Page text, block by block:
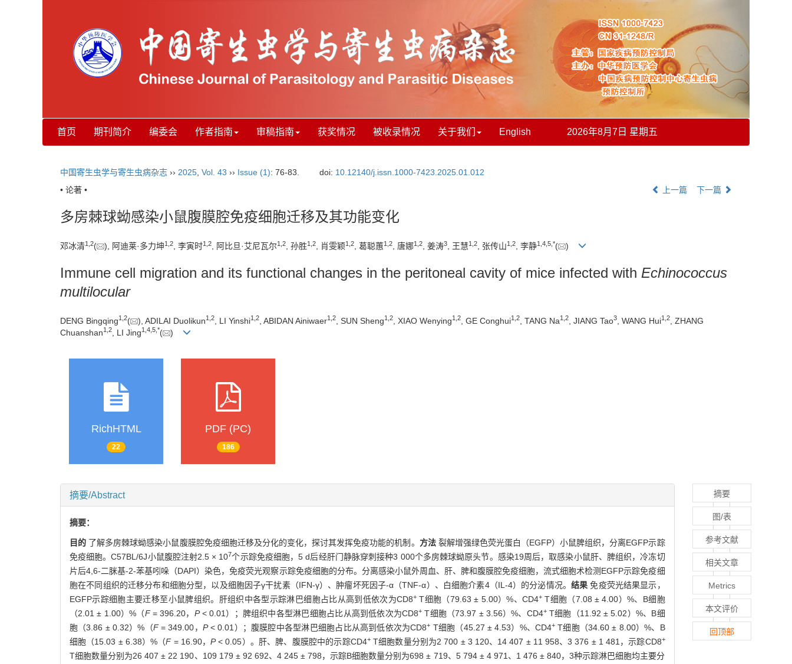
首页 期刊简介 编委会 作者指南 审稿指南 获奖情况 被收录情况 关于我们 English 2026年8月7日 星期五
中国寄生虫学与寄生虫病杂志 ›› 2025 Vol. 43 ›› Issue (1): 76-83. doi: 10.12140/j.issn.1000-7423.2025.01.012
• 论著 •
上一篇 下一篇
多房棘球蚴感染小鼠腹膜腔免疫细胞迁移及其功能变化
邓冰清1 2( ), 阿迪莱·多力坤1 2 , 李寅时1 2 , 阿比旦·艾尼瓦尔1 2 , 孙胜1 2 , 肖雯颖1 2 , 葛聪蕙1 2 , 唐娜1 2 , 姜涛3 , 王慧1 2 , 张传山1 2 , 李静1 4 5 *( )
Immune cell migration and its functional changes in the peritoneal cavity of mice infected with Echinococcus
multilocular
DENG Bingqing1 2( ), ADILAI Duolikun1 2 , LI Yinshi1 2 , ABIDAN Ainiwaer1 2 , SUN Sheng1 2 , XIAO Wenying1 2 , GE Conghui1 2 , TANG Na1 2 , JIANG Tao3 , WANG Hui1 2
, ZHANG
Chuanshan1 2 , LI Jing1 4 5 *( )
RichHTML
22
PDF (PC)
186
摘要/Abstract
摘要：
目的 了解多房棘球蚴感染小鼠腹膜腔免疫细胞迁移及分化的变化，探讨其发挥免疫功能的机制。 方法 裂解增强绿色荧光蛋白（EGFP）小鼠脾组织，分离EGFP示踪
免疫细胞。C57BL/6J小鼠腹腔注射2.5 × 107个示踪免疫细胞，5 d后经肝门静脉穿刺接种3 000个多房棘球蚴原头节。感染19周后，取感染小鼠肝、脾组织，冷冻切
片后4,6-二脒基-2-苯基吲哚（DAPI）染色，免疫荧光观察示踪免疫细胞的分布。分离感染小鼠外周血、肝、脾和腹膜腔免疫细胞，流式细胞术检测EGFP示踪免疫细
胞在不同组织的迁移分布和细胞分型，以及细胞因子γ干扰素（IFN-γ）、肿瘤坏死因子-α（TNF-α）、白细胞介素4（IL-4）的分泌情况。 结果免疫荧光结果显示，
EGFP示踪细胞主要迁移至小鼠脾组织。肝组织中各型示踪淋巴细胞占比从高到低依次为CD8+ T细胞（79.63 ± 5.00）%、CD4+T细胞（7.08 ± 4.00）%、B细胞
（2.01 ± 1.00）%（F= 396.20， P< 0.01）；脾组织中各型淋巴细胞占比从高到低依次为CD8+ T细胞（73.97 ± 3.56）%、CD4+T细胞（11.92 ± 5.02）%、B细
胞（3.86 ± 0.32）%（F= 349.00， P< 0.01）；腹膜腔中各型淋巴细胞占比从高到低依次为CD8+ T细胞（45.27 ± 4.53）%、CD4+T细胞（34.60 ± 8.00）%、B
细胞（15.03 ± 6.38）%（F = 16.90，P< 0.05）。肝、脾、腹膜腔中的示踪CD4+T细胞数量分别为2 700 ± 3 120、14 407 ± 11 958、3 376 ± 1 481，示踪CD8+
T细胞数量分别为26 407 ± 22 190、109 179 ± 92 692、4 245 ± 798，示踪B细胞数量分别为698 ± 719、5 794 ± 4 971、1 476 ± 840，3种示踪淋巴细胞均主要分
摘要
图/表
参考文献
相关文章
Metrics
本文评价
回顶部